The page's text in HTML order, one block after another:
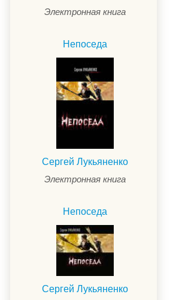
Электронная книга
Непоседа
Сергей Лукьяненко
Электронная книга
Непоседа
Сергей Лукьяненко